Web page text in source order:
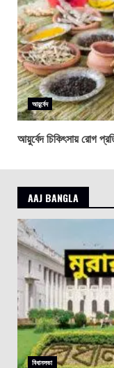
আয়ুর্বেদ
আয়ুর্বেদ চিকিৎসায় রোগ
AAJ BANGLA
বিধানসভা